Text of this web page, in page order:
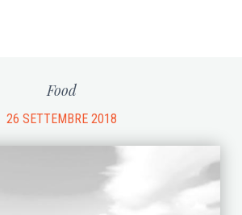
Food
26 SETTEMBRE 2018